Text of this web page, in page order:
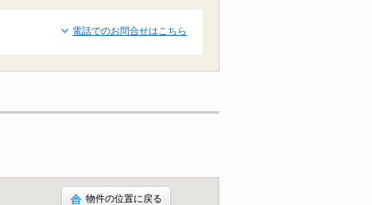
電話でのお問合せはこちら
物件の位置に戻る